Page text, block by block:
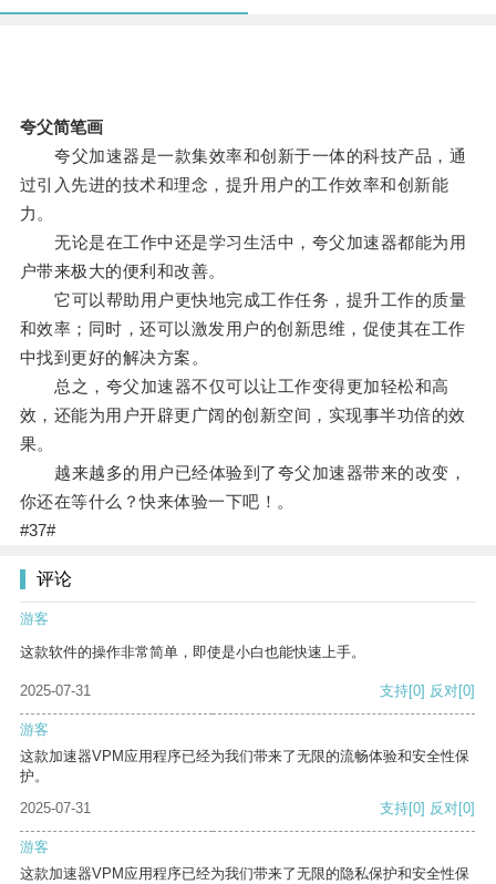
夸父简笔画
夸父加速器是一款集效率和创新于一体的科技产品，通
过引入先进的技术和理念，提升用户的工作效率和创新能
力。
无论是在工作中还是学习生活中，夸父加速器都能为用
户带来极大的便利和改善。
它可以帮助用户更快地完成工作任务，提升工作的质量
和效率；同时，还可以激发用户的创新思维，促使其在工作
中找到更好的解决方案。
总之，夸父加速器不仅可以让工作变得更加轻松和高
效，还能为用户开辟更广阔的创新空间，实现事半功倍的效
果。
越来越多的用户已经体验到了夸父加速器带来的改变，
你还在等什么？快来体验一下吧！。
#37#
评论
游客
这款软件的操作非常简单，即使是小白也能快速上手。
2025-07-31 支持[0] 反对[0]
游客
这款加速器VPM应用程序已经为我们带来了无限的流畅体验和安全性保
护。
2025-07-31
支持[0] 反对[0]
游客
这款加速器VPM应用程序已经为我们带来了无限的隐私保护和安全性保